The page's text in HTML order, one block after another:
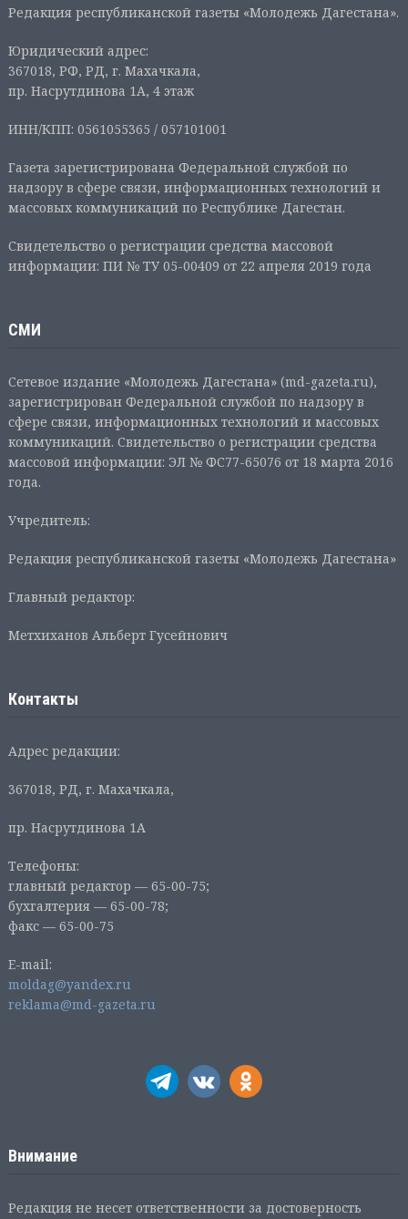
Редакция республиканской газеты «Молодежь Дагестана».
Юридический адрес:
367018, РФ, РД, г. Махачкала,
пр. Насрутдинова 1А, 4 этаж
ИНН/КПП: 0561055365 / 057101001
Газета зарегистрирована Федеральной службой по
надзору в сфере связи, информационных технологий и
массовых коммуникаций по Республике Дагестан.
Свидетельство о регистрации средства массовой
информации: ПИ № ТУ 05-00409 от 22 апреля 2019 года
СМИ
Сетевое издание «Молодежь Дагестана» (md-gazeta.ru),
зарегистрирован Федеральной службой по надзору в
сфере связи, информационных технологий и массовых
коммуникаций. Свидетельство о регистрации средства
массовой информации: ЭЛ № ФС77-65076 от 18 марта 2016
года.
Учредитель:
Редакция республиканской газеты «Молодежь Дагестана»
Главный редактор:
Метхиханов Альберт Гусейнович
Контакты
Адрес редакции:
367018, РД, г. Махачкала,
пр. Насрутдинова 1А
Телефоны:
главный редактор — 65-00-75;
бухгалтерия — 65-00-78;
факс — 65-00-75
E-mail:
moldag@yandex.ru
reklama@md-gazeta.ru
Внимание
Редакция не несет ответственности за достоверность